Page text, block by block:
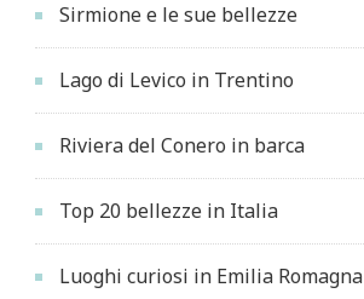
Sirmione e le sue bellezze
Lago di Levico in Trentino
Riviera del Conero in barca
Top 20 bellezze in Italia
Luoghi curiosi in Emilia Romagna